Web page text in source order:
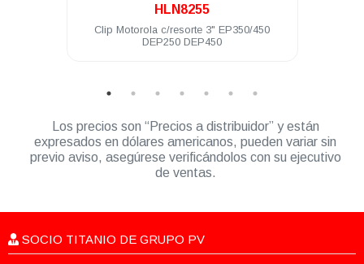
HLN8255
Clip Motorola c/resorte 3" EP350/450
DEP250 DEP450
Los precios son “Precios a distribuidor” y están
expresados en dólares americanos, pueden variar sin
previo aviso, asegúrese verificándolos con su ejecutivo
de ventas.
SOCIO TITANIO DE GRUPO PV